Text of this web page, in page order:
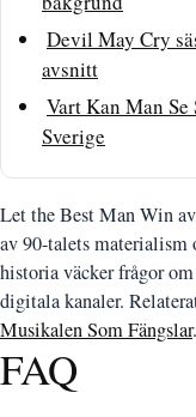
Devil May Cry
avsnitt
Vart Kan Man
Sverige
Let the Best Man Win
av 90-talets materialism
historia väcker frågor
digitala kanaler.
Musikalen Som Fängslar.
FAQ